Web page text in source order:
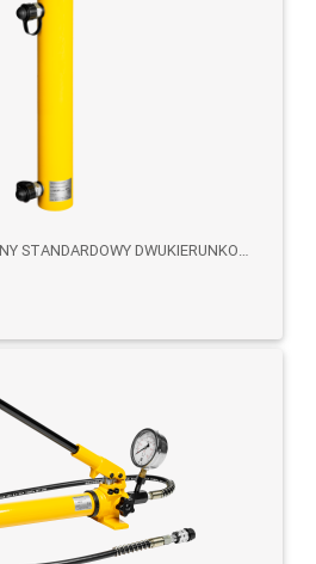
SIŁOWNIK HYDRAULICZNY STANDARDOWY DWUKIERUNKOWY